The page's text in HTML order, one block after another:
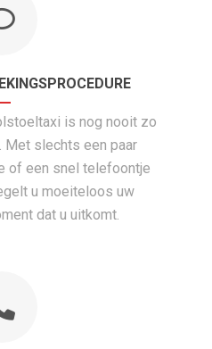
is nog nooit zo
slechts een paar
of een snel telefoontje
u moeiteloos uw
dat u uitkomt.